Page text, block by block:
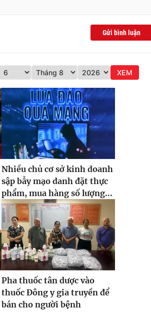
Gửi bình luận
XEM
Nhiều chủ cơ sở kinh doanh
sập bẫy mạo danh đặt thực
phẩm, mua hàng số lượng...
Pha thuốc tân dược vào
thuốc Đông y gia truyền để
bán cho người bệnh